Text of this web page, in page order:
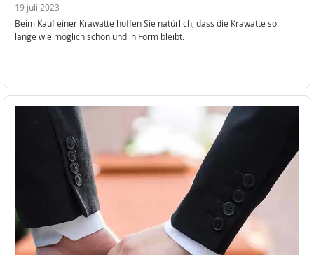
19 juli 2023
Beim Kauf einer Krawatte hoffen Sie natürlich, dass die Krawatte so
lange wie möglich schön und in Form bleibt.